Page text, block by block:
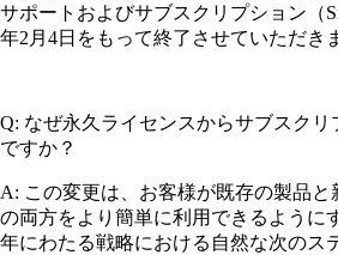
サポートおよびサブスクリプション（
年2月4日をもって終了させていただき
Q: なぜ永久ライセンスからサブスク
ですか？
A: この変更は、お客様が既存の製品と
の両方をより簡単に利用できるように
年にわたる戦略における自然な次のス